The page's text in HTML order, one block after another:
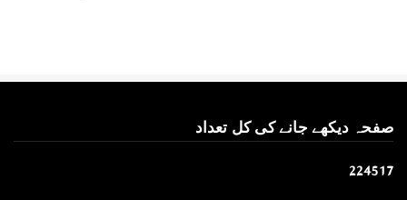
صفحہ دیکھے جانے کی کل تعداد
224517